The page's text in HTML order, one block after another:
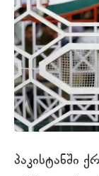
პაკისტანში